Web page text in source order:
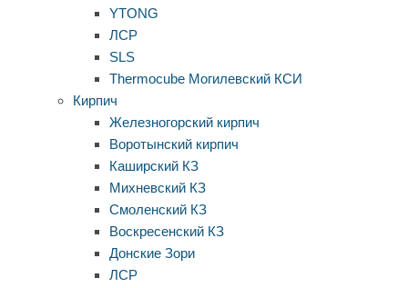
YTONG
ЛСР
SLS
Thermocube Могилевский КСИ
Кирпич
Железногорский кирпич
Воротынский кирпич
Каширский КЗ
Михневский КЗ
Смоленский КЗ
Воскресенский КЗ
Донские Зори
ЛСР